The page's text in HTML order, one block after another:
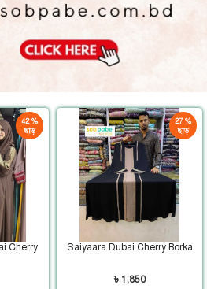
42 %
ছাড়
Cherry
27 %
ছাড়
Saiyaara Dubai Cherry Borka
৳ 1,850